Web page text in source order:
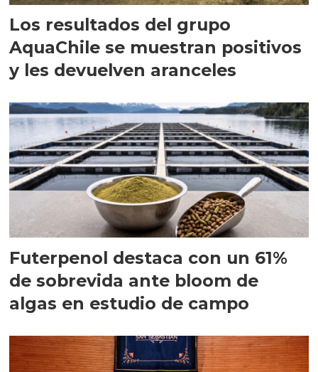
Los resultados del grupo
AquaChile se muestran positivos
y les devuelven aranceles
Futerpenol destaca con un 61%
de sobrevida ante bloom de
algas en estudio de campo